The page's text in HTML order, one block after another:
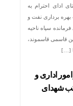
ادای احترام به
برداری نفت و
سپاه ناحیه
محمد امین قاسمی قاسموند،
[…]
اداری و
شهدای